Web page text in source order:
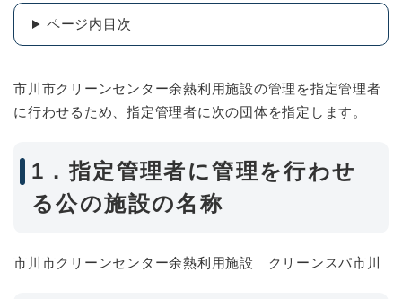
ページ内目次
市川市クリーンセンター余熱利用施設の管理を指定管理者
に行わせるため、指定管理者に次の団体を指定します。
1．指定管理者に管理を行わせ
る公の施設の名称
市川市クリーンセンター余熱利用施設 クリーンスパ市川